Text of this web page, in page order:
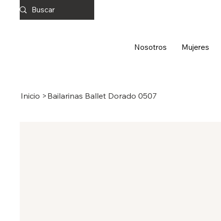
Nosotros Mujeres
Inicio > Bailarinas Ballet Dorado 0507